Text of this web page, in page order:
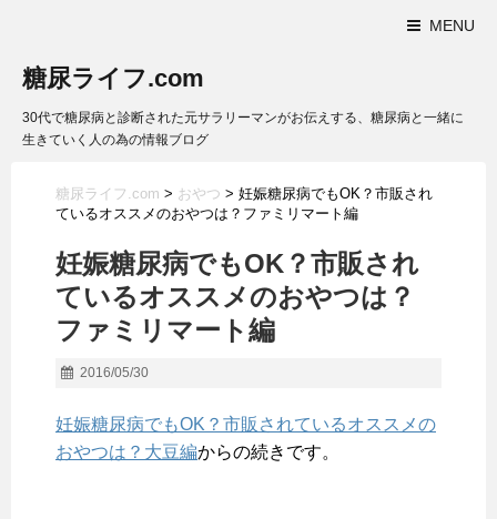
MENU
糖尿ライフ.com
30代で糖尿病と診断された元サラリーマンがお伝えする、糖尿病と一緒に
生きていく人の為の情報ブログ
糖尿ライフ.com > おやつ > 妊娠糖尿病でもOK？市販され
ているオススメのおやつは？ファミリマート編
妊娠糖尿病でもOK？市販され
ているオススメのおやつは？
ファミリマート編
2016/05/30
妊娠糖尿病でもOK？市販されているオススメの
おやつは？大豆編からの続きです。